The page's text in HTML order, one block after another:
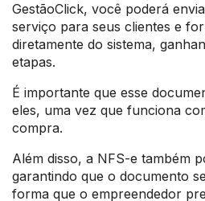
GestãoClick, você poderá
serviço para seus clientes e
diretamente do sistema,
etapas.
É importante que esse
eles, uma vez que funciona
compra.
Além disso, a NFS-e também
garantindo que o documento
forma que o empreendedor